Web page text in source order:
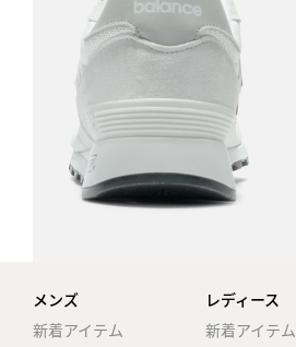
メンズ
新着アイテム
レディース
新着アイテム